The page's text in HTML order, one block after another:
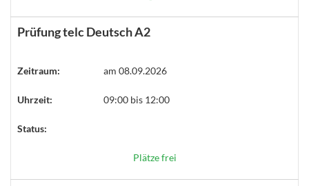
Prüfung telc Deutsch A2
Zeitraum: am 08.09.2026
Uhrzeit: 09:00 bis 12:00
Status:
Plätze frei